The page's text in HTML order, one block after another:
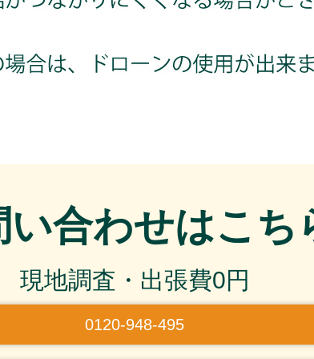
い合わせはこち
現地調査・出張費0円
0120-948-495